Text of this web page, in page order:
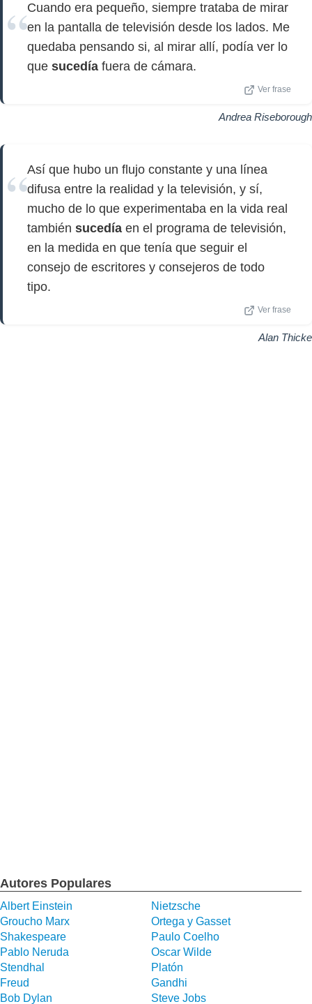
Cuando era pequeño, siempre trataba de mirar
en la pantalla de televisión desde los lados. Me
quedaba pensando si, al mirar allí, podía ver lo
que sucedía fuera de cámara.
Ver frase
Andrea Riseborough
Así que hubo un flujo constante y una línea
difusa entre la realidad y la televisión, y sí,
mucho de lo que experimentaba en la vida real
también sucedía en el programa de televisión,
en la medida en que tenía que seguir el
consejo de escritores y consejeros de todo
tipo.
Ver frase
Alan Thicke
Autores Populares
Albert Einstein
Nietzsche
Groucho Marx
Ortega y Gasset
Shakespeare
Paulo Coelho
Pablo Neruda
Oscar Wilde
Stendhal
Platón
Freud
Gandhi
Bob Dylan
Steve Jobs